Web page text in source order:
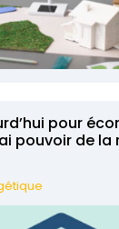
pour
pouvoir de